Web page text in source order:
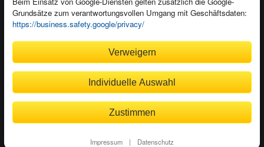
Grundsätze zum verantwortungsvollen Umgang mit Geschäftsdaten:
https://business.safety.google/privacy/
Zustimmen
Verweigern
Individuelle Auswahl
Impressum | Datenschutz
service@rheinwerk-verlag.de
Rechnung Bankeinzug
Rheinwerk Verlag GmbH